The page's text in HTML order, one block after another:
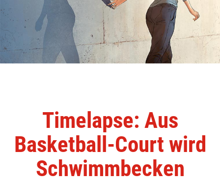
Timelapse: Aus
Basketball-Court wird
Schwimmbecken